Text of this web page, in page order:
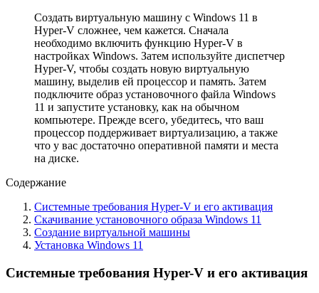
Создать виртуальную машину с Windows 11 в
Hyper-V сложнее, чем кажется. Сначала
необходимо включить функцию Hyper-V в
настройках Windows. Затем используйте диспетчер
Hyper-V, чтобы создать новую виртуальную
машину, выделив ей процессор и память. Затем
подключите образ установочного файла Windows
11 и запустите установку, как на обычном
компьютере. Прежде всего, убедитесь, что ваш
процессор поддерживает виртуализацию, а также
что у вас достаточно оперативной памяти и места
на диске.
Содержание
Системные требования Hyper-V и его активация
Скачивание установочного образа Windows 11
Создание виртуальной машины
Установка Windows 11
Системные требования Hyper-V и его активация